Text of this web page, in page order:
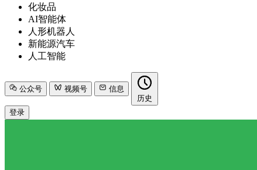
化妆品
AI智能体
人形机器人
新能源汽车
人工智能
公众号 视频号
信息
历史
登录